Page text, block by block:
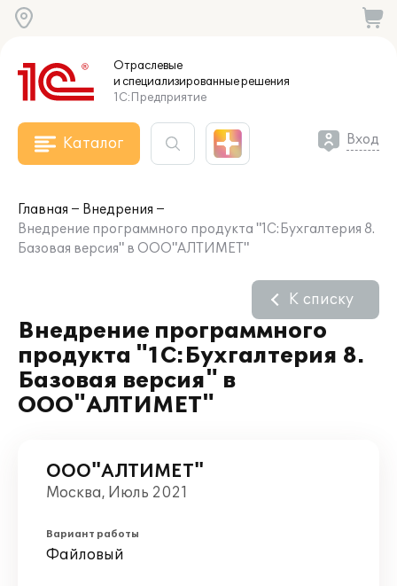
Отраслевые
и специализированныерешения
1С:Предприятие
Каталог Вход
Главная
Внедрения
Внедрение программного продукта "1С:Бухгалтерия 8.
Базовая версия" в ООО"АЛТИМЕТ"
Внедрение программного
продукта "1С:Бухгалтерия 8.
Базовая версия" в
ООО"АЛТИМЕТ"
К списку
ООО"АЛТИМЕТ"
Москва, Июль 2021
Вариант работы
Файловый